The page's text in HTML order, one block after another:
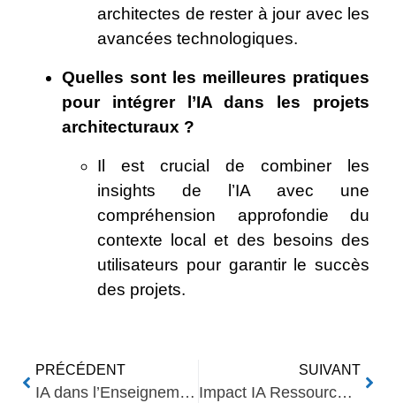
architectes de rester à jour avec les
avancées technologiques.
Quelles sont les meilleures pratiques
pour intégrer l’IA dans les projets
architecturaux ?
Il est crucial de combiner les
insights de l’IA avec une
compréhension approfondie du
contexte local et des besoins des
utilisateurs pour garantir le succès
des projets.
PRÉCÉDENT
IA dans l’Enseignement Supérieur : Un Changement de Paradigme
SUIVANT
Impact IA Ressources Humaines : Transformation des Pratiques